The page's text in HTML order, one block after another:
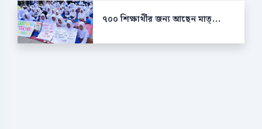
৭০০ শিক্ষার্থীর জন্য আছেন মাত্...